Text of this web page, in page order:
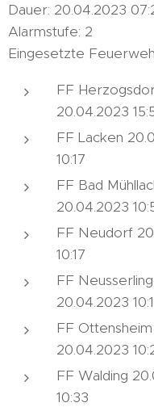
Dauer: 20.04.2023
Alarmstufe: 2
Eingesetzte
FF
20.04.2023
FF Lacken
10:17
FF Bad
20.04.2023
FF Neudorf
10:17
FF
20.04.2023
FF
20.04.2023
FF Walding
10:33